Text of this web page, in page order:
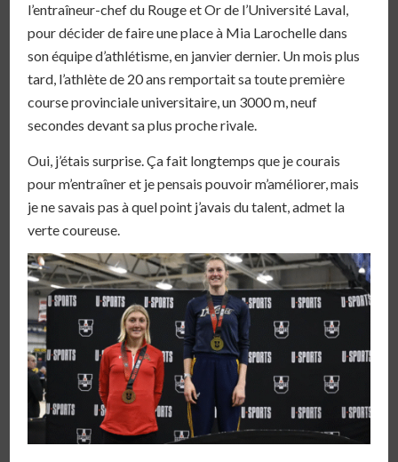
l’entraîneur-chef du Rouge et Or de l’Université Laval,
pour décider de faire une place à Mia Larochelle dans
son équipe d’athlétisme, en janvier dernier. Un mois plus
tard, l’athlète de 20 ans remportait sa toute première
course provinciale universitaire, un 3000 m, neuf
secondes devant sa plus proche rivale.
Oui, j’étais surprise. Ça fait longtemps que je courais
pour m’entraîner et je pensais pouvoir m’améliorer, mais
je ne savais pas à quel point j’avais du talent, admet la
verte coureuse.